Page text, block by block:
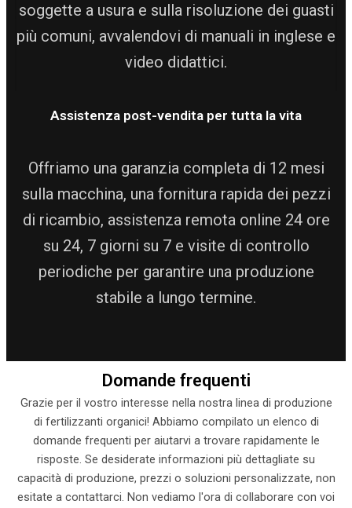
soggette a usura e sulla risoluzione dei guasti
più comuni, avvalendovi di manuali in inglese e
video didattici.
Assistenza post-vendita per tutta la vita
Offriamo una garanzia completa di 12 mesi
sulla macchina, una fornitura rapida dei pezzi
di ricambio, assistenza remota online 24 ore
su 24, 7 giorni su 7 e visite di controllo
periodiche per garantire una produzione
stabile a lungo termine.
Domande frequenti
Grazie per il vostro interesse nella nostra linea di produzione
di fertilizzanti organici! Abbiamo compilato un elenco di
domande frequenti per aiutarvi a trovare rapidamente le
risposte. Se desiderate informazioni più dettagliate su
capacità di produzione, prezzi o soluzioni personalizzate, non
esitate a contattarci. Non vediamo l'ora di collaborare con voi